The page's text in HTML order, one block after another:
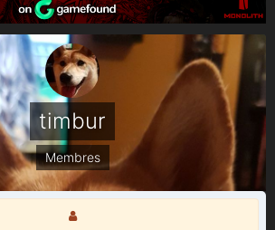
timbur
Membres